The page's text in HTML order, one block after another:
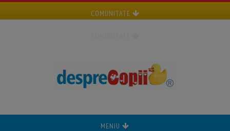
COMUNITATE
MENIU